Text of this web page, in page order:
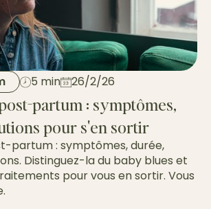
5 min 26/2/26
partum : symptômes,
pour s'en sortir
partum : symptômes, durée,
Distinguez-la du baby blues et
pour vous en sortir. Vous